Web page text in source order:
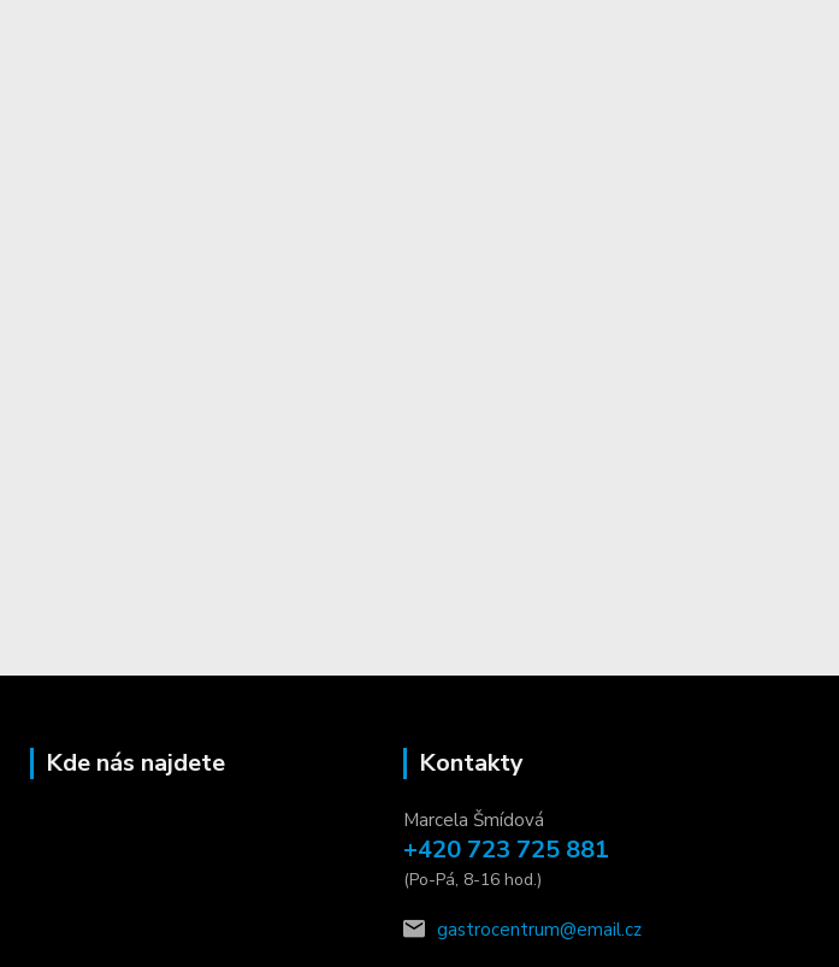
Kde nás najdete Kontakty
Marcela Šmídová
+420 723 725 881
(Po-Pá, 8-16 hod.)
gastrocentrum@email.cz